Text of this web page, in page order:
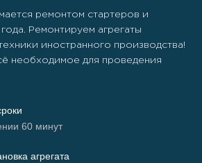
ремонтом стартеров и
Ремонтируем агрегаты
иностранного производства!
необходимое для проведения
60 минут
агрегата